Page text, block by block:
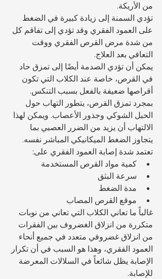
من الأريكة.
تؤدي السمنة إلى زيادة كبيرة في الضغط
على العمود الفقري وقد تؤدي إلى تفاقم كل
من شدة مرض القرص الفقري ووقت
التعافي بعد العلاج.
يمكن أن تؤدي الصدمة أيضًا إلى تمزق حاد
في القرص، خاصة عند الكلاب التي تكون
أقراصها ضعيفة بالفعل بسبب التنكس.
بمجرد تمزق القرص، يتطور التهاب حول
الحبل الشوكي وجذور الأعصاب. ويمكن لهذا
الالتهاب أن يزيد من الضرر العصبي بما
يتجاوز الضغط الميكانيكي المباشر نفسه.
تعتمد شدة إصابة العمود الفقري على:
كمية مواد القرص المستخدمة
سرعة البثق
مدة الضغط
موقع القرص المصاب
غالباً ما تعاني الكلاب التي تعاني من نوبات
متكررة من انزلاق الغضروف بين الفقرات
من انزلاق غضروفي متعدد في جميع أنحاء
العمود الفقري، وهذا هو السبب في أن تكرار
الإصابة يظل شائعاً في السلالات المعرضة
للإصابة.